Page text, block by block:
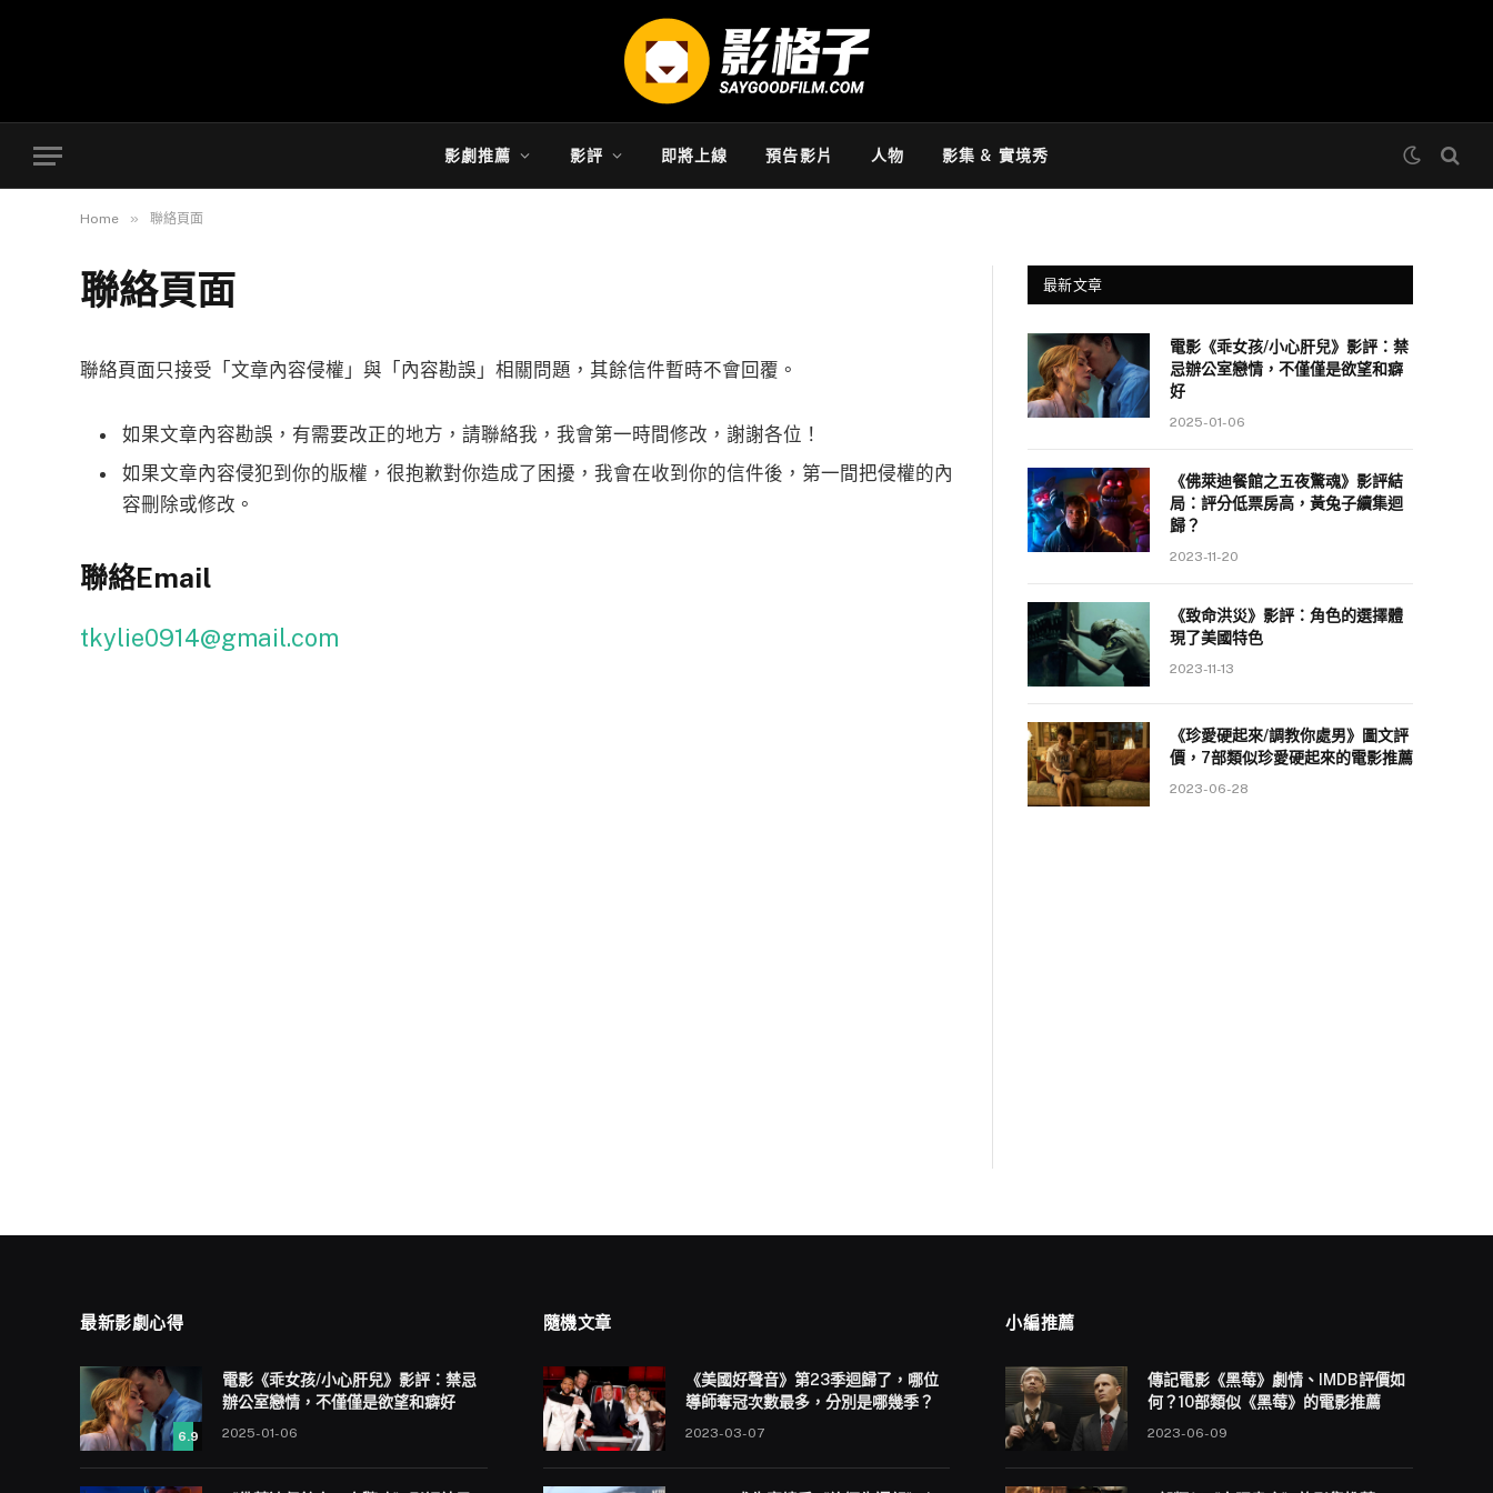
影劇推薦 影評 即將上線 預告影片 人物 影集 & 實境秀
Home » 聯絡頁面
聯絡頁面
聯絡頁面只接受「文章內容侵權」與「內容勘誤」相關問題，其餘信件暫時不會回覆。
如果文章內容勘誤，有需要改正的地方，請聯絡我，我會第一時間修改，謝謝各位！
如果文章內容侵犯到你的版權，很抱歉對你造成了困擾，我會在收到你的信件後，第一間把侵權的內
容刪除或修改。
聯絡Email
tkylie0914@gmail.com
最新文章
電影《乖女孩/小心肝兒》影評：禁
忌辦公室戀情，不僅僅是欲望和癖
好
2025-01-06
《佛萊迪餐館之五夜驚魂》影評結
局：評分低票房高，黃兔子續集迴
歸？
2023-11-20
《致命洪災》影評：角色的選擇體
現了美國特色
2023-11-13
《珍愛硬起來/調教你處男》圖文評
價，7部類似珍愛硬起來的電影推薦
2023-06-28
最新影劇心得
6.9
電影《乖女孩/小心肝兒》影評：禁忌
辦公室戀情，不僅僅是欲望和癖好
2025-01-06
隨機文章
《美國好聲音》第23季迴歸了，哪位
導師奪冠次數最多，分別是哪幾季？
2023-03-07
小編推薦
傳記電影《黑莓》劇情、IMDB評價如
何？10部類似《黑莓》的電影推薦
2023-06-09